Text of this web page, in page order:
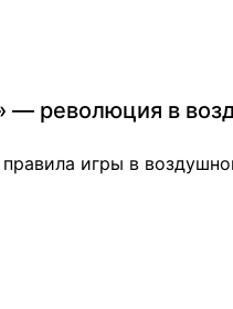
— революция в
игры в